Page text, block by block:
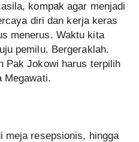
kompak agar menjadi
diri dan kerja keras
menerus. Waktu kita
pemilu. Bergeraklah.
Pak Jokowi harus terpilih
Megawati.
meja resepsionis, hingga